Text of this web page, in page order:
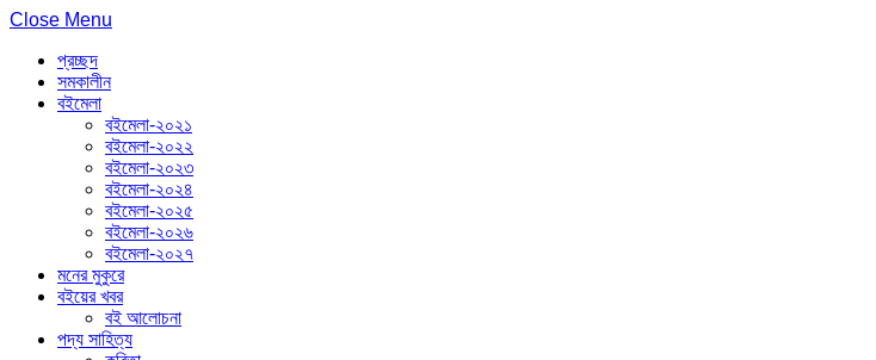
Close Menu
প্রচ্ছদ
সমকালীন
বইমেলা
বইমেলা-২০২১
বইমেলা-২০২২
বইমেলা-২০২৩
বইমেলা-২০২৪
বইমেলা-২০২৫
বইমেলা-২০২৬
বইমেলা-২০২৭
মনের মুকুরে
বইয়ের খবর
বই আলোচনা
পদ্য সাহিত্য